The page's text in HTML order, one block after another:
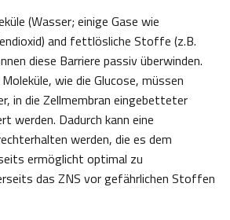
(Wasser; einige Gase wie
and fettlösliche Stoffe (z.B.
diese Barriere passiv überwinden.
wie die Glucose, müssen
in die Zellmembran eingebetteter
werden. Dadurch kann eine
werden, die es dem
ermöglicht optimal zu
das ZNS vor gefährlichen Stoffen